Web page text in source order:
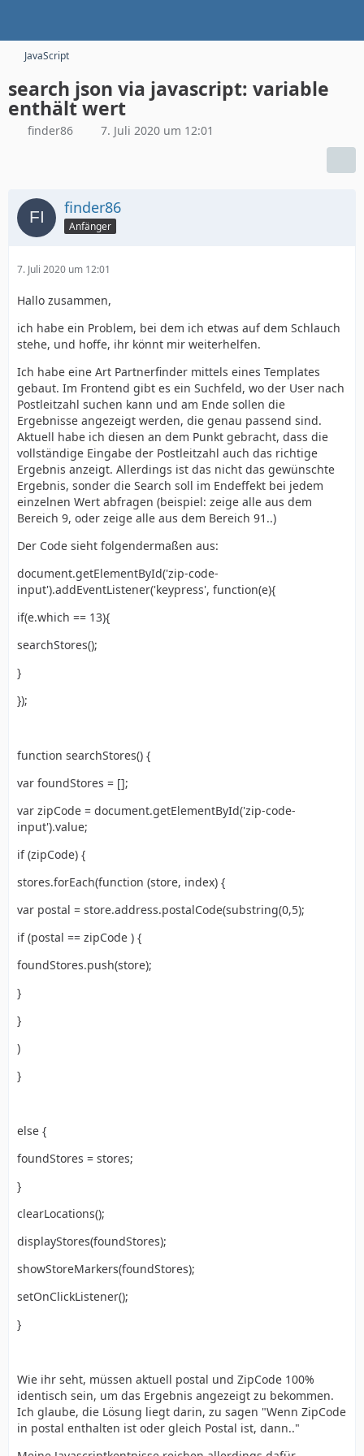
JavaScript
search json via javascript: variable
enthält wert
finder86 7. Juli 2020 um 12:01
finder86
Anfänger
7. Juli 2020 um 12:01
Hallo zusammen,
ich habe ein Problem, bei dem ich etwas auf dem Schlauch
stehe, und hoffe, ihr könnt mir weiterhelfen.
Ich habe eine Art Partnerfinder mittels eines Templates
gebaut. Im Frontend gibt es ein Suchfeld, wo der User nach
Postleitzahl suchen kann und am Ende sollen die
Ergebnisse angezeigt werden, die genau passend sind.
Aktuell habe ich diesen an dem Punkt gebracht, dass die
vollständige Eingabe der Postleitzahl auch das richtige
Ergebnis anzeigt. Allerdings ist das nicht das gewünschte
Ergebnis, sonder die Search soll im Endeffekt bei jedem
einzelnen Wert abfragen (beispiel: zeige alle aus dem
Bereich 9, oder zeige alle aus dem Bereich 91..)
Der Code sieht folgendermaßen aus:
document.getElementById('zip-code-
input').addEventListener('keypress', function(e){
if(e.which == 13){
searchStores();
}
});
function searchStores() {
var foundStores = [];
var zipCode = document.getElementById('zip-code-
input').value;
if (zipCode) {
stores.forEach(function (store, index) {
var postal = store.address.postalCode(substring(0,5);
if (postal == zipCode ) {
foundStores.push(store);
}
}
)
}
else {
foundStores = stores;
}
clearLocations();
displayStores(foundStores);
showStoreMarkers(foundStores);
setOnClickListener();
}
Wie ihr seht, müssen aktuell postal und ZipCode 100%
identisch sein, um das Ergebnis angezeigt zu bekommen.
Ich glaube, die Lösung liegt darin, zu sagen "Wenn ZipCode
in postal enthalten ist oder gleich Postal ist, dann.."